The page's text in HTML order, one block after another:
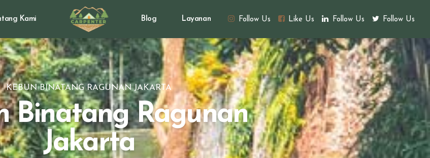
Follow Us Like Us Follow Us Follow Us
Kami Blog Layanan
KEBUN BINATANG RAGUNAN JAKARTA
Binatang Ragunan
Jakarta